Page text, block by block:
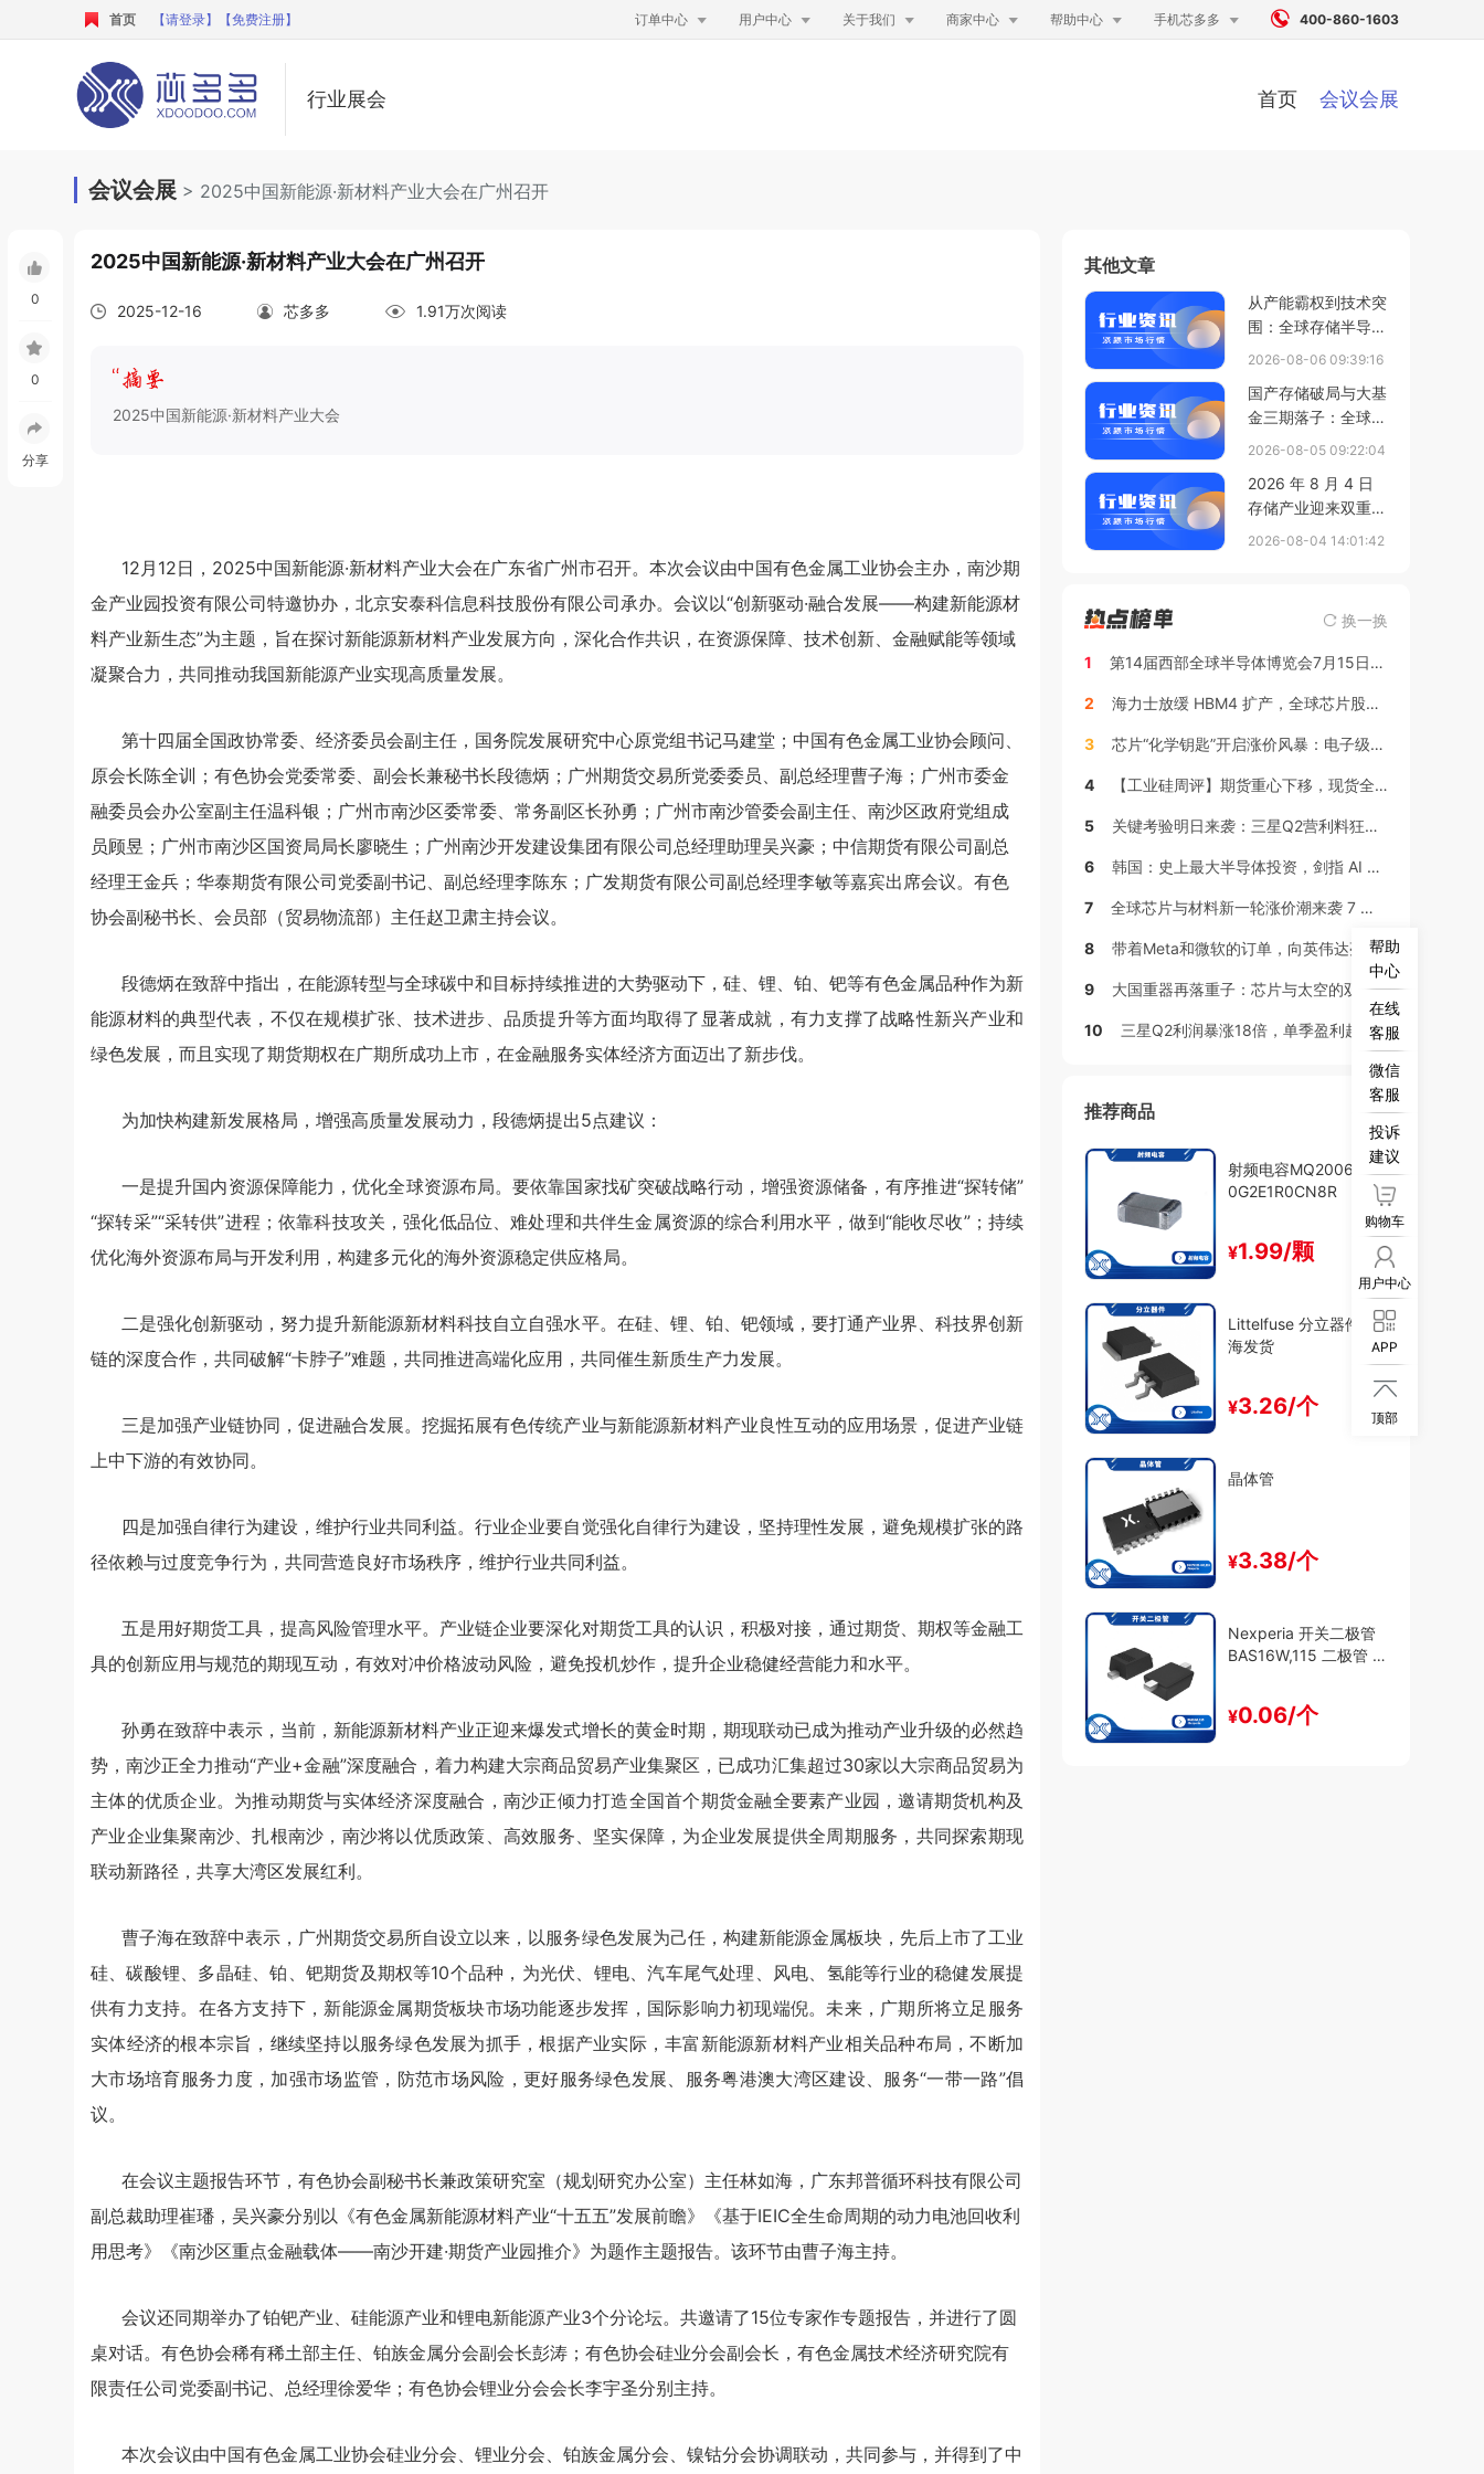
首页 【请登录】 【免费注册】 订单中心  用户中心  关于我们  商家中心  帮助中心  手机芯多多   400-860-1603
行业展会 首页 会议会展
会议会展 > 2025中国新能源·新材料产业大会在广州召开
2025中国新能源·新材料产业大会在广州召开
2025-12-16 芯多多 1.91万次阅读
2025中国新能源·新材料产业大会
12月12日，2025中国新能源·新材料产业大会在广东省广州市召开。本次会议由中国有色金属工业协会主办，南沙期
金产业园投资有限公司特邀协办，北京安泰科信息科技股份有限公司承办。会议以“创新驱动·融合发展——构建新能源材
料产业新生态”为主题，旨在探讨新能源新材料产业发展方向，深化合作共识，在资源保障、技术创新、金融赋能等领域
凝聚合力，共同推动我国新能源产业实现高质量发展。
第十四届全国政协常委、经济委员会副主任，国务院发展研究中心原党组书记马建堂；中国有色金属工业协会顾问、
原会长陈全训；有色协会党委常委、副会长兼秘书长段德炳；广州期货交易所党委委员、副总经理曹子海；广州市委金
融委员会办公室副主任温科银；广州市南沙区委常委、常务副区长孙勇；广州市南沙管委会副主任、南沙区政府党组成
员顾昱；广州市南沙区国资局局长廖晓生；广州南沙开发建设集团有限公司总经理助理吴兴豪；中信期货有限公司副总
经理王金兵；华泰期货有限公司党委副书记、副总经理李陈东；广发期货有限公司副总经理李敏等嘉宾出席会议。有色
协会副秘书长、会员部（贸易物流部）主任赵卫肃主持会议。
段德炳在致辞中指出，在能源转型与全球碳中和目标持续推进的大势驱动下，硅、锂、铂、钯等有色金属品种作为新
能源材料的典型代表，不仅在规模扩张、技术进步、品质提升等方面均取得了显著成就，有力支撑了战略性新兴产业和
绿色发展，而且实现了期货期权在广期所成功上市，在金融服务实体经济方面迈出了新步伐。
为加快构建新发展格局，增强高质量发展动力，段德炳提出5点建议：
一是提升国内资源保障能力，优化全球资源布局。要依靠国家找矿突破战略行动，增强资源储备，有序推进“探转储”
“探转采”“采转供”进程；依靠科技攻关，强化低品位、难处理和共伴生金属资源的综合利用水平，做到“能收尽收”；持续
优化海外资源布局与开发利用，构建多元化的海外资源稳定供应格局。
二是强化创新驱动，努力提升新能源新材料科技自立自强水平。在硅、锂、铂、钯领域，要打通产业界、科技界创新
链的深度合作，共同破解“卡脖子”难题，共同推进高端化应用，共同催生新质生产力发展。
三是加强产业链协同，促进融合发展。挖掘拓展有色传统产业与新能源新材料产业良性互动的应用场景，促进产业链
上中下游的有效协同。
四是加强自律行为建设，维护行业共同利益。行业企业要自觉强化自律行为建设，坚持理性发展，避免规模扩张的路
径依赖与过度竞争行为，共同营造良好市场秩序，维护行业共同利益。
五是用好期货工具，提高风险管理水平。产业链企业要深化对期货工具的认识，积极对接，通过期货、期权等金融工
具的创新应用与规范的期现互动，有效对冲价格波动风险，避免投机炒作，提升企业稳健经营能力和水平。
孙勇在致辞中表示，当前，新能源新材料产业正迎来爆发式增长的黄金时期，期现联动已成为推动产业升级的必然趋
势，南沙正全力推动“产业+金融”深度融合，着力构建大宗商品贸易产业集聚区，已成功汇集超过30家以大宗商品贸易为
主体的优质企业。为推动期货与实体经济深度融合，南沙正倾力打造全国首个期货金融全要素产业园，邀请期货机构及
产业企业集聚南沙、扎根南沙，南沙将以优质政策、高效服务、坚实保障，为企业发展提供全周期服务，共同探索期现
联动新路径，共享大湾区发展红利。
曹子海在致辞中表示，广州期货交易所自设立以来，以服务绿色发展为己任，构建新能源金属板块，先后上市了工业
硅、碳酸锂、多晶硅、铂、钯期货及期权等10个品种，为光伏、锂电、汽车尾气处理、风电、氢能等行业的稳健发展提
供有力支持。在各方支持下，新能源金属期货板块市场功能逐步发挥，国际影响力初现端倪。未来，广期所将立足服务
实体经济的根本宗旨，继续坚持以服务绿色发展为抓手，根据产业实际，丰富新能源新材料产业相关品种布局，不断加
大市场培育服务力度，加强市场监管，防范市场风险，更好服务绿色发展、服务粤港澳大湾区建设、服务“一带一路”倡
议。
在会议主题报告环节，有色协会副秘书长兼政策研究室（规划研究办公室）主任林如海，广东邦普循环科技有限公司
副总裁助理崔璠，吴兴豪分别以《有色金属新能源材料产业“十五五”发展前瞻》《基于IEIC全生命周期的动力电池回收利
用思考》《南沙区重点金融载体——南沙开建·期货产业园推介》为题作主题报告。该环节由曹子海主持。
会议还同期举办了铂钯产业、硅能源产业和锂电新能源产业3个分论坛。共邀请了15位专家作专题报告，并进行了圆
桌对话。有色协会稀有稀土部主任、铂族金属分会副会长彭涛；有色协会硅业分会副会长，有色金属技术经济研究院有
限责任公司党委副书记、总经理徐爱华；有色协会锂业分会会长李宇圣分别主持。
本次会议由中国有色金属工业协会硅业分会、锂业分会、铂族金属分会、镍钴分会协调联动，共同参与，并得到了中
其他文章
从产能霸权到技术突
围：全球存储半导体
进入“中国变量”时刻
2026-08-06 09:39:16
国产存储破局与大基
金三期落子：全球半
导体产业在分化中重
2026-08-05 09:22:04
2026 年 8 月 4 日
存储产业迎来双重变
革：全球 AI 存储新
2026-08-04 14:01:42
换一换
1 第14届西部全球半导体博览会7月15日如期盛大开幕
2 海力士放缓 HBM4 扩产，全球芯片股重挫
3 芯片“化学钥匙”开启涨价风暴：电子级氢氟酸暴涨背后的AI算力暗战
4 【工业硅周评】期货重心下移，现货全面松动（2026年6月18日-6月25日）
5 关键考验明日来袭：三星Q2营利料狂飙17倍 但AI支出前景暗藏风险
6 韩国：史上最大半导体投资，剑指 AI 与存储霸权
7 全球芯片与材料新一轮涨价潮来袭 7 月 1 日起全面执行
8 带着Meta和微软的订单，向英伟达亮出全栈武器
9 大国重器再落重子：芯片与太空的双重突围
10 三星Q2利润暴涨18倍，单季盈利超英伟达
推荐商品
射频电容MQ200603C
0G2E1R0CN8R
¥1.99/颗
Littelfuse 分立器件 上
海发货
¥3.26/个
晶体管
¥3.38/个
Nexperia 开关二极管
BAS16W,115 二极管 -
¥0.06/个
0
0
分享
帮助
中心
在线
客服
微信
客服
投诉
建议
购物车
用户中心
APP

顶部